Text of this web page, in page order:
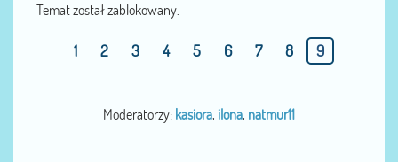
Temat został zablokowany.
1 2 3 4 5 6 7 8 9
Moderatorzy: kasiora, ilona, natmur11